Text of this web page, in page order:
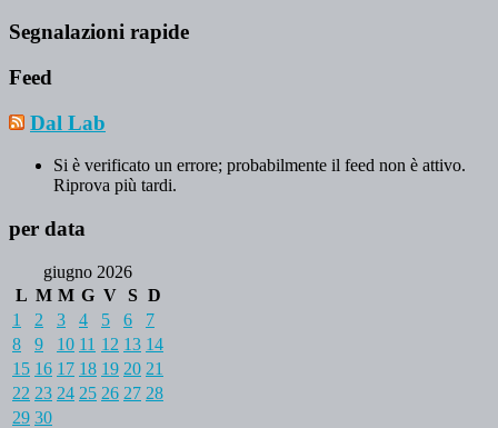
Segnalazioni rapide
Feed
Dal Lab
Si è verificato un errore; probabilmente il feed non è attivo.
Riprova più tardi.
per data
giugno 2026
L M M G V S D
1 2 3 4 5 6
7
8
9 10 11 12 13 14
15 16 17 18 19 20 21
22 23 24 25 26 27 28
29 30